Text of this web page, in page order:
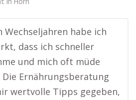
Wechseljahren habe ich
dass ich schneller
und mich oft müde
Die Ernährungsberatung
wertvolle Tipps gegeben,